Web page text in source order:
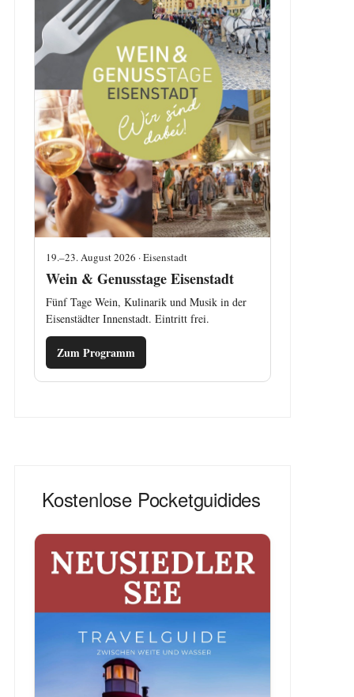
19.–23. August 2026 · Eisenstadt
Wein & Genusstage Eisenstadt
Fünf Tage Wein, Kulinarik und Musik in der
Eisenstädter Innenstadt. Eintritt frei.
Zum Programm
Kostenlose Pocketguidides